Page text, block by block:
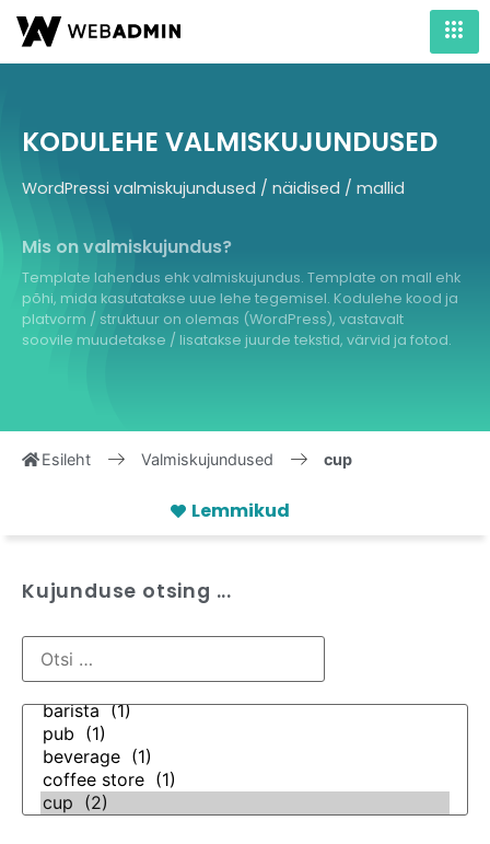
KODULEHE VALMISKUJUNDUSED
WordPressi valmiskujundused / näidised / mallid
Mis on valmiskujundus?
Template lahendus ehk valmiskujundus. Template on mall ehk
põhi, mida kasutatakse uue lehe tegemisel. Kodulehe kood ja
platvorm / struktuur on olemas (WordPress), vastavalt
soovile muudetakse / lisatakse juurde tekstid, värvid ja fotod.
Esileht Valmiskujundused cup
Lemmikud
Kujunduse otsing ...